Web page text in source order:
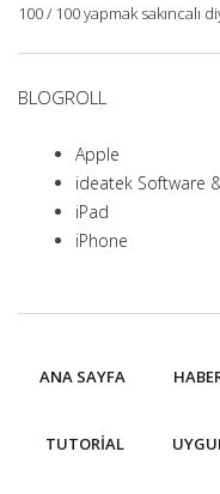
100 / 100 yapmak sakıncalı
BLOGROLL
Apple
ideatek Software
iPad
iPhone
ANA SAYFA
TUTORIAL